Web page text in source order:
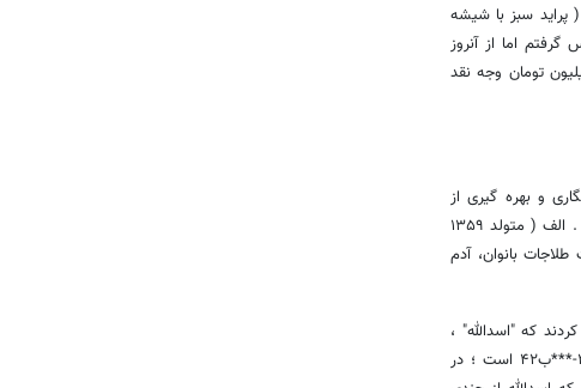
سبز با شیشه
اما از آنروز
تومان وجه نقد
و بهره گیری از
سوابق مجرمین سابقه دار پلیس آگاهی موفق به شناسایی یکی از مجرمین سابقه دار بنام اسدالله . الف ( متولد ۱۳۵۹
سرقت طلاجات بانوان، آدم
که "اسدالله" ،
صاحب یک دستگاه خودرو پراید هاچ بکِ سبزرنگ با شیشه های دودی به شماره انتظامی ایران۲۱-***ب۴۲ است ؛ در